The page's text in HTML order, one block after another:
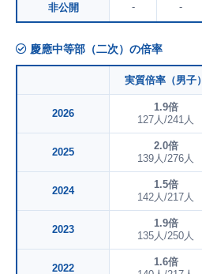
非公開 - -
慶應中等部（二次）の倍率
実質倍率（男子）
2026
1.9倍
127人/241人
2025
2.0倍
139人/276人
2024
1.5倍
142人/217人
2023
1.9倍
135人/250人
2022
1.6倍